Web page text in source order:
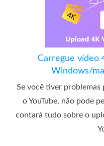
Carregue vídeo
Windows/
Se você tiver problemas
o YouTube, não pode
contará tudo sobre o